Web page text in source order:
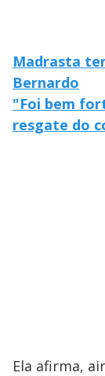
Madrasta
Bernardo
"Foi bem
resgate do
Ela afirma,